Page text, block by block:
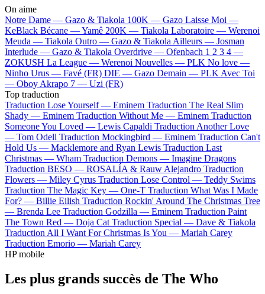
On aime
Notre Dame — Gazo & Tiakola 100K — Gazo Laisse Moi —
KeBlack Bécane —Yamê 200K — Tiakola Laboratoire — Werenoi
Meuda — Tiakola Outro — Gazo & Tiakola Ailleurs — Josman
Interlude — Gazo & Tiakola Overdrive — Ofenbach 1 2 3 4 —
ZOKUSH La League — Werenoi Nouvelles — PLK No love —
Ninho Urus — Favé (FR) DIE — Gazo Demain — PLK Avec Toi
— Oboy Akrapo 7 — Uzi (FR)
Top traduction
Traduction Lose Yourself — Eminem Traduction The Real Slim
Shady — Eminem Traduction Without Me — Eminem Traduction
Someone You Loved — Lewis Capaldi Traduction Another Love
— Tom Odell Traduction Mockingbird — Eminem Traduction Can't
Hold Us — Macklemore and Ryan Lewis Traduction Last
Christmas — Wham Traduction Demons — Imagine Dragons
Traduction BESO — ROSALÍA & Rauw Alejandro Traduction
Flowers — Miley Cyrus Traduction Lose Control — Teddy Swims
Traduction The Magic Key — One-T Traduction What Was I Made
For? — Billie Eilish Traduction Rockin' Around The Christmas Tree
— Brenda Lee Traduction Godzilla — Eminem Traduction Paint
The Town Red — Doja Cat Traduction Special — Dave & Tiakola
Traduction All I Want For Christmas Is You — Mariah Carey
Traduction Emorio — Mariah Carey
HP mobile
Les plus grands succès de The Who